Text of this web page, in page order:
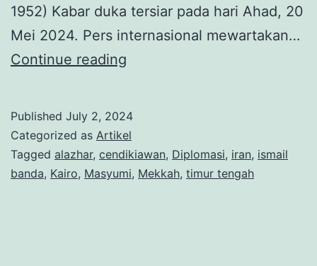
1952) Kabar duka tersiar pada hari Ahad, 20
Mei 2024. Pers internasional mewartakan…
Continue reading
Medan,
Mesir
dan
Published July 2, 2024
Categorized as Artikel
Tagged alazhar, cendikiawan, Diplomasi, iran, ismail
banda, Kairo, Masyumi, Mekkah, timur tengah